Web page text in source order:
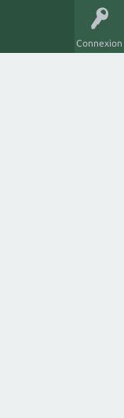
Connexion